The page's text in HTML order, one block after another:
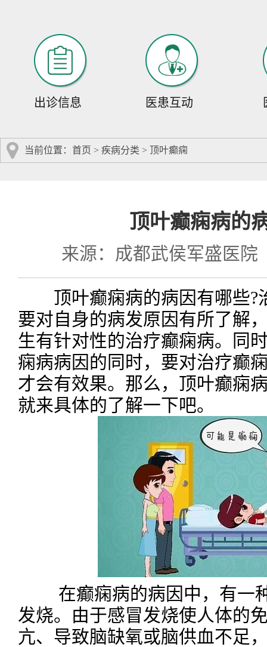
出诊信息 医患互动
当前位置： 首页 > 疾病分类 > 顶叶癫痫
顶叶癫痫病的
来源：成都武侯军盛医
顶叶癫痫病的病因有哪些?
要对自身的病发原因有所了解
生有针对性的治疗癫痫病。同
痫病病因的同时，要对治疗癫
才会有效果。那么，顶叶癫痫
就来具体的了解一下吧。
在癫痫病的病因中，有一
发烧。由于感冒发烧使人体的
亢、导致脑缺氧或脑供血不足